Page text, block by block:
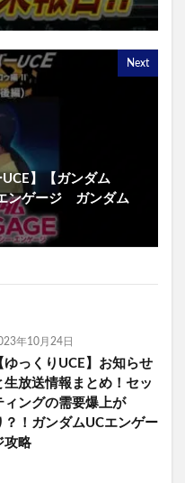
Next
】【ガンダム
ンゲージ ガンダム
年10月24日
ゆっくりUCE】お知らせ
生放送情報まとめ！セッ
ィングの需要爆上が
？！ガンダムUCエンゲー
攻略